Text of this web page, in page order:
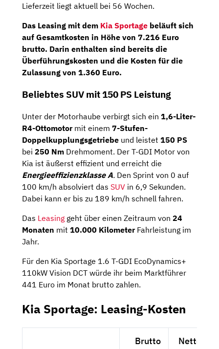
Lieferzeit liegt aktuell bei 56 Wochen.
Das Leasing mit dem Kia Sportage beläuft sich
auf Gesamtkosten in Höhe von 7.216 Euro
brutto. Darin enthalten sind bereits die
Überführungskosten und die Kosten für die
Zulassung von 1.360 Euro.
Beliebtes SUV mit 150 PS Leistung
Unter der Motorhaube verbirgt sich ein 1,6-Liter-
R4-Ottomotormit einem 7-Stufen-
Doppelkupplungsgetriebe und leistet 150 PS
bei 250 Nm Drehmoment. Der T-GDI Motor von
Kia ist äußerst effizient und erreicht die
Energieeffizienzklasse A. Den Sprint von 0 auf
100 km/h absolviert das SUV in 6,9 Sekunden.
Dabei kann er bis zu 189 km/h schnell fahren.
Das Leasing geht über einen Zeitraum von 24
Monaten mit 10.000 KilometerFahrleistung im
Jahr.
Für den Kia Sportage 1.6 T-GDI EcoDynamics+
110kW Vision DCT würde ihr beim Marktführer
441 Euro im Monat brutto zahlen.
Kia Sportage: Leasing-Kosten
Brutto
Netto